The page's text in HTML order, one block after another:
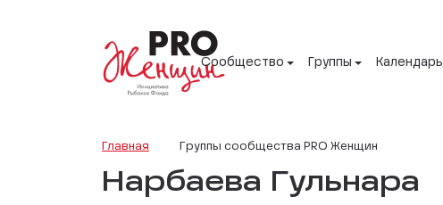
Сообщество Группы Календарь
Главная Группы сообщества PRO Женщин
Нарбаева Гульнара